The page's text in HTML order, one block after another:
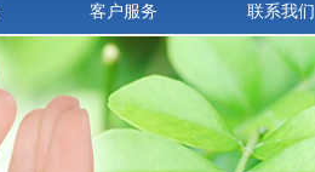
客户服务 联系我们